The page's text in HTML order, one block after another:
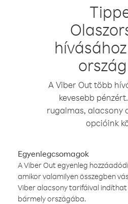
A Viber Out több
kevesebb
rugalmas, alacsony
opcióink
Egyenlegcsomagok
A Viber Out egyenleg
amikor valamilyen összegben
Viber alacsony tarifáival
bármely országába.